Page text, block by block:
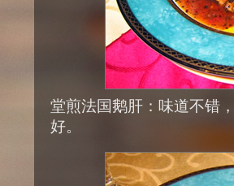
堂煎法国鹅肝：味道不错
好。